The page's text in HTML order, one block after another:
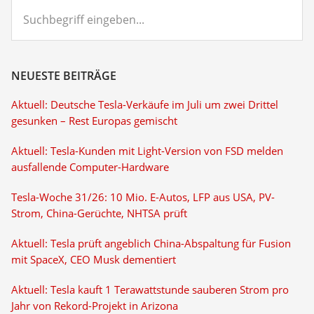
eingeben...
NEUESTE BEITRÄGE
Aktuell: Deutsche Tesla-Verkäufe im Juli um zwei Drittel
gesunken – Rest Europas gemischt
Aktuell: Tesla-Kunden mit Light-Version von FSD melden
ausfallende Computer-Hardware
Tesla-Woche 31/26: 10 Mio. E-Autos, LFP aus USA, PV-
Strom, China-Gerüchte, NHTSA prüft
Aktuell: Tesla prüft angeblich China-Abspaltung für Fusion
mit SpaceX, CEO Musk dementiert
Aktuell: Tesla kauft 1 Terawattstunde sauberen Strom pro
Jahr von Rekord-Projekt in Arizona